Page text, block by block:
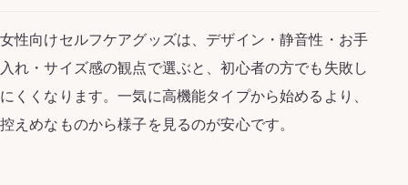
女性向けセルフケアグッズは、デザイン・静音性・お手
入れ・サイズ感の観点で選ぶと、初心者の方でも失敗し
にくくなります。一気に高機能タイプから始めるより、
控えめなものから様子を見るのが安心です。